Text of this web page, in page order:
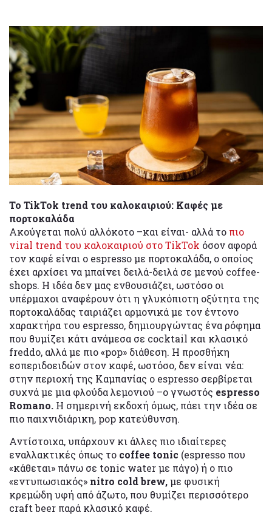
To TikTok trend του καλοκαιριού: Καφές με
πορτοκαλάδα
Ακούγεται πολύ αλλόκοτο –και είναι- αλλά το πιο
viral trend του καλοκαιριού στο TikTok όσον αφορά
τον καφέ είναι ο espresso με πορτοκαλάδα, ο οποίος
έχει αρχίσει να μπαίνει δειλά-δειλά σε μενού coffee-
shops. H ιδέα δεν μας ενθουσιάζει, ωστόσο οι
υπέρμαχοι αναφέρουν ότι η γλυκόπιοτη οξύτητα της
πορτοκαλάδας ταιριάζει αρμονικά με τον έντονο
χαρακτήρα του espresso, δημιουργώντας ένα ρόφημα
που θυμίζει κάτι ανάμεσα σε cocktail και κλασικό
freddo, αλλά με πιο «pop» διάθεση. Η προσθήκη
εσπεριδοειδών στον καφέ, ωστόσο, δεν είναι νέα:
στην περιοχή της Καμπανίας ο espresso σερβίρεται
συχνά με μια φλούδα λεμονιού –ο γνωστός espresso
Romano. Η σημερινή εκδοχή όμως, πάει την ιδέα σε
πιο παιχνιδιάρικη, pop κατεύθυνση.
Αντίστοιχα, υπάρχουν κι άλλες πιο ιδιαίτερες
εναλλακτικές όπως το coffee tonic (espresso που
«κάθεται» πάνω σε tonic water με πάγο) ή ο πιο
«εντυπωσιακός» nitro cold brew,με φυσική
κρεμώδη υφή από άζωτο, που θυμίζει περισσότερο
craft beer παρά κλασικό καφέ.